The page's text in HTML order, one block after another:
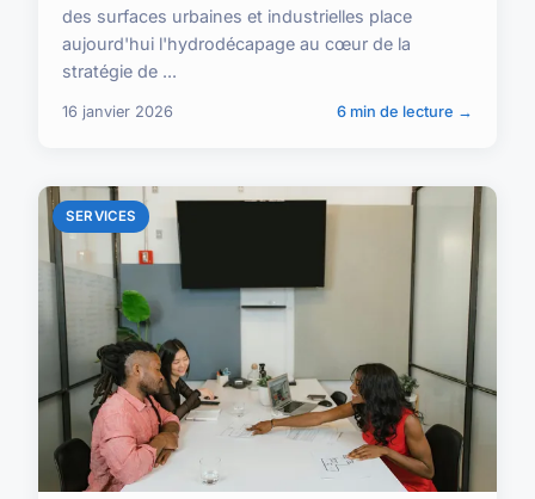
des surfaces urbaines et industrielles place
aujourd'hui l'hydrodécapage au cœur de la
stratégie de ...
16 janvier 2026 6 min de lecture →
SERVICES